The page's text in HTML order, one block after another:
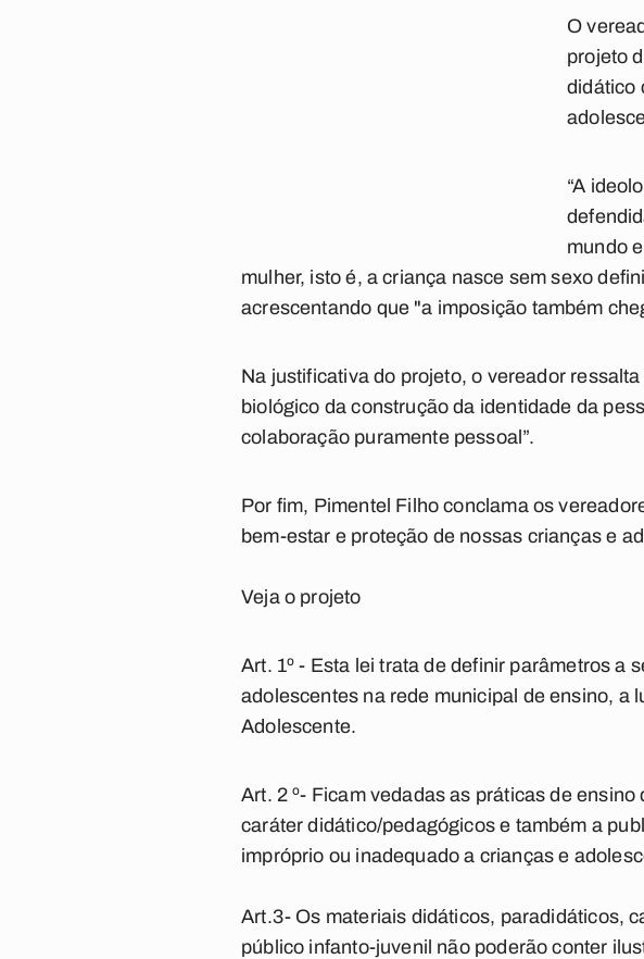
O
projeto
didático
“A
mundo
mulher, isto é, a criança nasce sem sexo
acrescentando que "a imposição também
Na justificativa do projeto, o vereador
biológico da construção da identidade da
colaboração puramente pessoal”.
Por fim, Pimentel Filho conclama os
bem-estar e proteção de nossas crianças e
Veja o projeto
Art. 1º - Esta lei trata de definir parâmetros a
adolescentes na rede municipal de ensino, a
Adolescente.
Art. 2 º- Ficam vedadas as práticas de
caráter didático/pedagógicos e também a
impróprio ou inadequado a crianças e
Art.3- Os materiais didáticos, paradidáticos,
público infanto-juvenil não poderão conter